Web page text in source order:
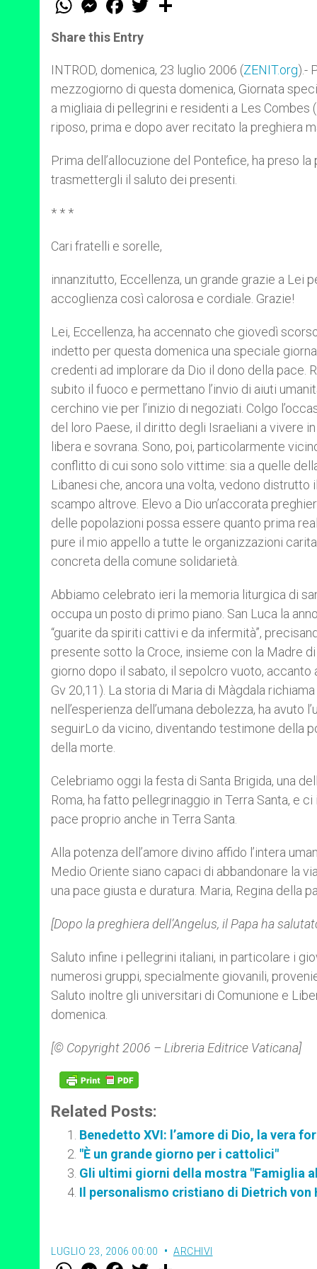
t
s
p
p
e
s
e
g
e
r
a
e
b
o
k
w
r
Share this Entry
INTROD, domenica, 23 luglio 2006 (ZENIT.org).-
mezzogiorno di questa domenica, Giornata
a migliaia di pellegrini e residenti a Les Combes
riposo, prima e dopo aver recitato la preghiera
Prima dell’allocuzione del Pontefice, ha preso
trasmettergli il saluto dei presenti.
* * *
Cari fratelli e sorelle,
innanzitutto, Eccellenza, un grande grazie a Lei
accoglienza così calorosa e cordiale. Grazie!
Lei, Eccellenza, ha accennato che giovedì
indetto per questa domenica una speciale
credenti ad implorare da Dio il dono della pace.
subito il fuoco e permettano l’invio di aiuti
cerchino vie per l’inizio di negoziati. Colgo
del loro Paese, il diritto degli Israeliani a vivere
libera e sovrana. Sono, poi, particolarmente
conflitto di cui sono solo vittime: sia a quelle
Libanesi che, ancora una volta, vedono
scampo altrove. Elevo a Dio un’accorata
delle popolazioni possa essere quanto prima
pure il mio appello a tutte le organizzazioni
concreta della comune solidarietà.
Abbiamo celebrato ieri la memoria liturgica di
occupa un posto di primo piano. San Luca la
“guarite da spiriti cattivi e da infermità”,
presente sotto la Croce, insieme con la Madre
giorno dopo il sabato, il sepolcro vuoto,
Gv 20,11). La storia di Maria di Màgdala
nell’esperienza dell’umana debolezza, ha
seguirLo da vicino, diventando testimone della
della morte.
Celebriamo oggi la festa di Santa Brigida, una
Roma, ha fatto pellegrinaggio in Terra Santa, e
pace proprio anche in Terra Santa.
Alla potenza dell’amore divino affido l’intera
Medio Oriente siano capaci di abbandonare la
una pace giusta e duratura. Maria, Regina della
[Dopo la preghiera dell’Angelus, il Papa ha
Saluto infine i pellegrini italiani, in particolare i
numerosi gruppi, specialmente giovanili,
Saluto inoltre gli universitari di Comunione e
domenica.
[© Copyright 2006 – Libreria Editrice Vaticana]
Related Posts:
Benedetto XVI: l’amore di Dio, la vera
"È un grande giorno per i cattolici"
Gli ultimi giorni della mostra "Famiglia
Il personalismo cristiano di Dietrich von
LUGLIO 23, 2006 00:00 ARCHIVI
W M F